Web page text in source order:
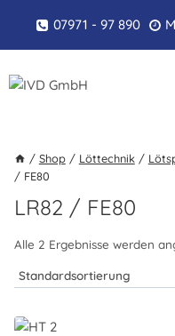
springen
07971 - 97 890
/ Shop / Löttechnik /
/ FE80
LR82 / FE80
Alle 2 Ergebnisse werden